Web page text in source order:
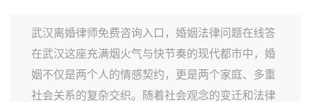
武汉离婚律师免费咨询入口，婚姻法律问题在线答
在武汉这座充满烟火气与快节奏的现代都市中，婚
姻不仅是两个人的情感契约，更是两个家庭、多重
社会关系的复杂交织。随着社会观念的变迁和法律